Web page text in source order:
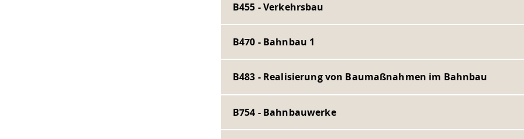
B455 - Verkehrsbau
B470 - Bahnbau 1
B483 - Realisierung von Baumaßnahmen im Bahnbau
B754 - Bahnbauwerke